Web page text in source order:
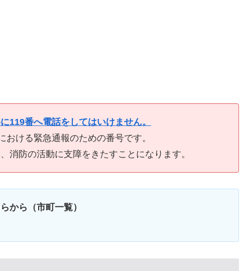
119番へ電話をしてはいけません。
ける緊急通報のための番号です。
消防の活動に支障をきたすことになります。
から（市町一覧）